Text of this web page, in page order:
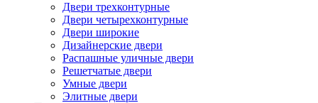
Двери трехконтурные
Двери четырехконтурные
Двери широкие
Дизайнерские двери
Распашные уличные двери
Решетчатые двери
Умные двери
Элитные двери